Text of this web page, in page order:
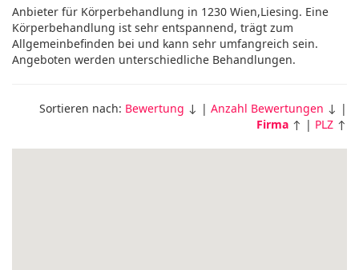
Anbieter für Körperbehandlung in 1230 Wien,Liesing. Eine
Körperbehandlung ist sehr entspannend, trägt zum
Allgemeinbefinden bei und kann sehr umfangreich sein.
Angeboten werden unterschiedliche Behandlungen.
Sortieren nach: Bewertung ↓ | Anzahl Bewertungen ↓ |
Firma ↑ | PLZ ↑